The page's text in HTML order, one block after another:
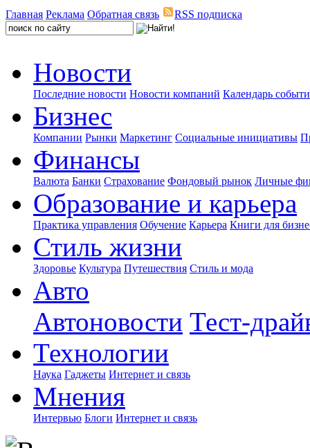
Главная Реклама Обратная связь RSS подписка
Новости
Последние новости Новости компаний Календарь
Бизнес
Компании Рынки Маркетинг Социальные инициативы
Финансы
Валюта Банки Страхование Фондовый рынок Личные
Образование и карьера
Практика управления Обучение Карьера Книги для
Стиль жизни
Здоровье Культура Путешествия Стиль и мода
Авто
Автоновости Тест-
Технологии
Наука Гаджеты Интернет и связь
Мнения
Интервью Блоги Интернет и связь